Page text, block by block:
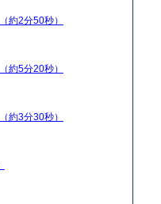
（約2分50秒）
（約5分20秒）
（約3分30秒）